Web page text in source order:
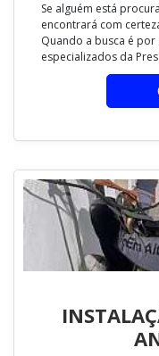
Se alguém está
encontrará com
Quando a busca é
especializados da